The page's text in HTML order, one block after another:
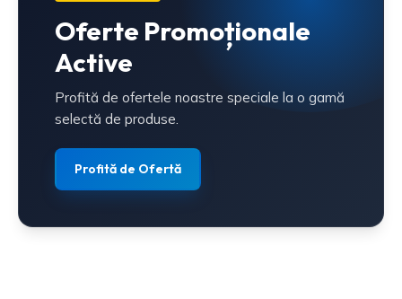
Oferte Promoționale
Active
Profită de ofertele noastre speciale la o gamă
selectă de produse.
Profită de Ofertă